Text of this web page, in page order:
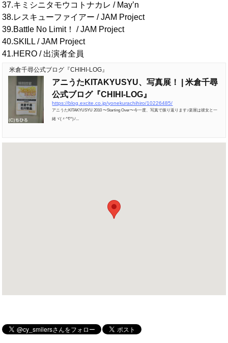
37.キミシニタモウコトナカレ / May’n
38.レスキューファイアー / JAM Project
39.Battle No Limit！ / JAM Project
40.SKILL / JAM Project
41.HERO / 出演者全員
米倉千尋公式ブログ『CHIHI-LOG』
アニうたKITAKYUSYU、写真展！ | 米倉千尋
公式ブログ『CHIHI-LOG』
https://blog.excite.co.jp/yonekurachihiro/10226485/
アニうたKITAKYUSYU 2010 〜Starting Over〜今一度、写真で振り返ります♪楽屋は彼女と一
緒ヾ(〃^∇^)ﾉ...